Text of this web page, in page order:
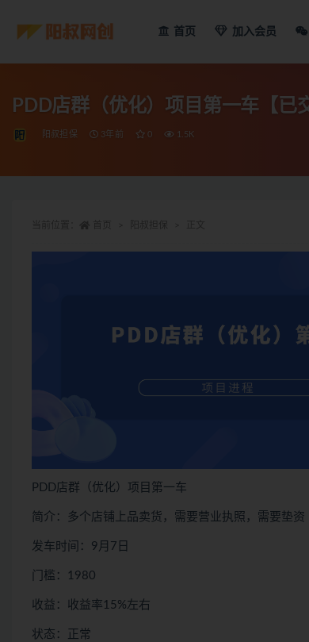
首页 加入会员
PDD店群（优化）项目第一车【已
阳叔担保 3年前 0 1.5K
PDD店群（优化）项目第一车
简介：多个店铺上品卖货，需要营业执照，需要垫资
发车时间：9月7日
门槛：1980
收益：收益率15%左右
状态：正常